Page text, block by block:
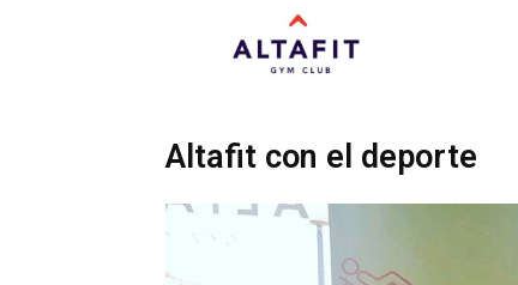
Altafit con el deporte